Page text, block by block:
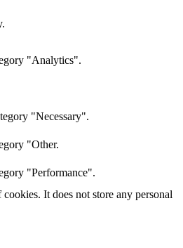
"Analytics".
"Necessary".
"Other.
"Performance".
It does not store any personal